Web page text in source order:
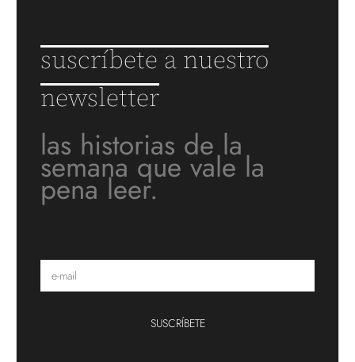
suscríbete a nuestro
newsletter
las historias de la
semana que vale la
pena leer.
SUSCRÍBETE